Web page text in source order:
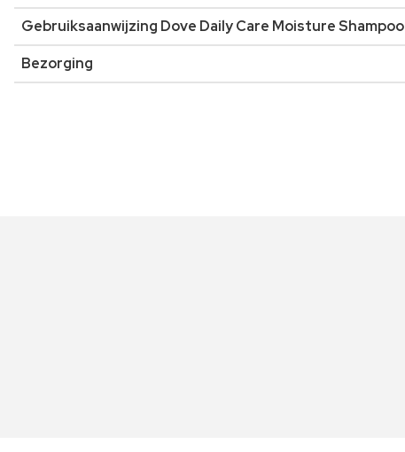
Gebruiksaanwijzing Dove Daily Care Moisture Shampoo
Bezorging